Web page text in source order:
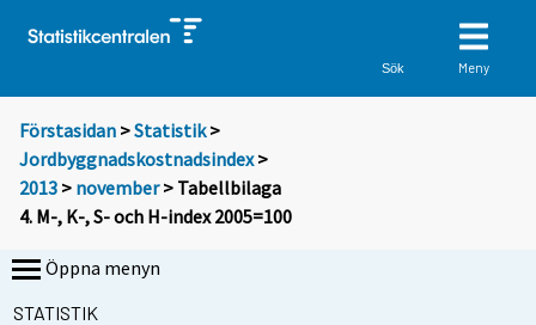
Sök Meny
Förstasidan >Statistik >
Jordbyggnadskostnadsindex>
2013 > november> Tabellbilaga
4. M-, K-, S- och H-index 2005=100
Öppna menyn
STATISTIK